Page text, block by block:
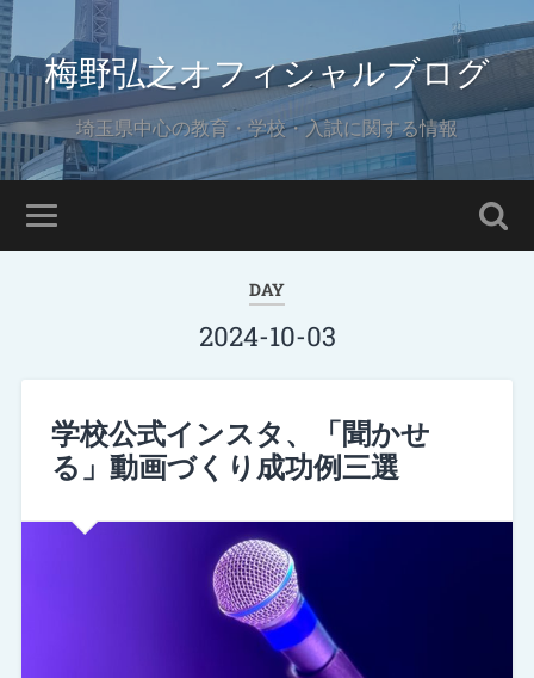
梅野弘之オフィシャルブログ
埼玉県中心の教育・学校・入試に関する情報
DAY
2024-10-03
学校公式インスタ、「聞かせ
る」動画づくり成功例三選